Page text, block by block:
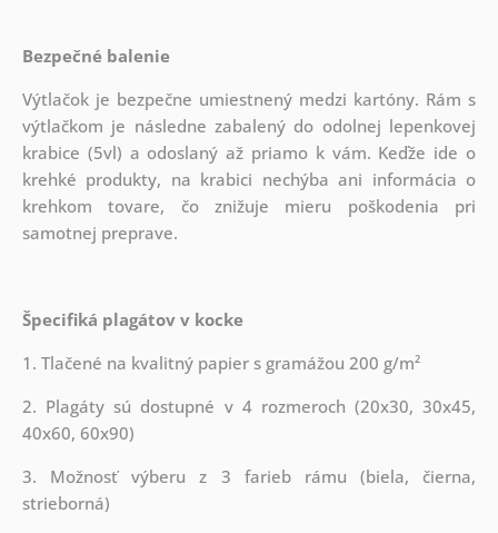
Bezpečné balenie
Výtlačok je bezpečne umiestnený medzi kartóny. Rám s
výtlačkom je následne zabalený do odolnej lepenkovej
krabice (5vl) a odoslaný až priamo k vám. Keďže ide o
krehké produkty, na krabici nechýba ani informácia o
krehkom tovare, čo znižuje mieru poškodenia pri
samotnej preprave.
Špecifiká plagátov v kocke
1. Tlačené na kvalitný papier s gramážou 200 g/m²
2. Plagáty sú dostupné v 4 rozmeroch (20x30, 30x45,
40x60, 60x90)
3. Možnosť výberu z 3 farieb rámu (biela, čierna,
strieborná)